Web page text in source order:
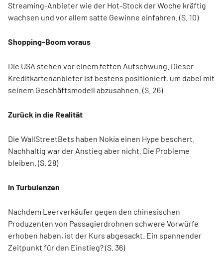
Streaming-Anbieter wie der Hot-Stock der Woche kräftig
wachsen und vor allem satte Gewinne einfahren. (S. 10)
Shopping-Boom voraus
Die USA stehen vor einem fetten Aufschwung. Dieser
Kreditkartenanbieter ist bestens positioniert, um dabei mit
seinem Geschäftsmodell abzusahnen. (S. 26)
Zurück in die Realität
Die WallStreetBets haben Nokia einen Hype beschert.
Nachhaltig war der Anstieg aber nicht. Die Probleme
bleiben. (S. 28)
In Turbulenzen
Nachdem Leerverkäufer gegen den chinesischen
Produzenten von Passagierdrohnen schwere Vorwürfe
erhoben haben, ist der Kurs abgesackt. Ein spannender
Zeitpunkt für den Einstieg? (S. 36)